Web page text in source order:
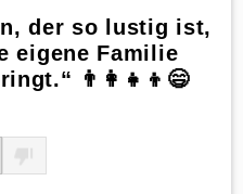
der so lustig ist,
eigene Familie
👨‍👩‍👧‍👦😄